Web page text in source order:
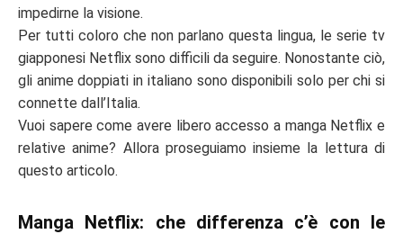
impedirne la visione.
Per tutti coloro che non parlano questa lingua, le serie tv
giapponesi Netflix sono difficili da seguire. Nonostante ciò,
gli anime doppiati in italiano sono disponibili solo per chi si
connette dall’Italia.
Vuoi sapere come avere libero accesso a manga Netflix e
relative anime? Allora proseguiamo insieme la lettura di
questo articolo.
Manga Netflix: che differenza c’è con le